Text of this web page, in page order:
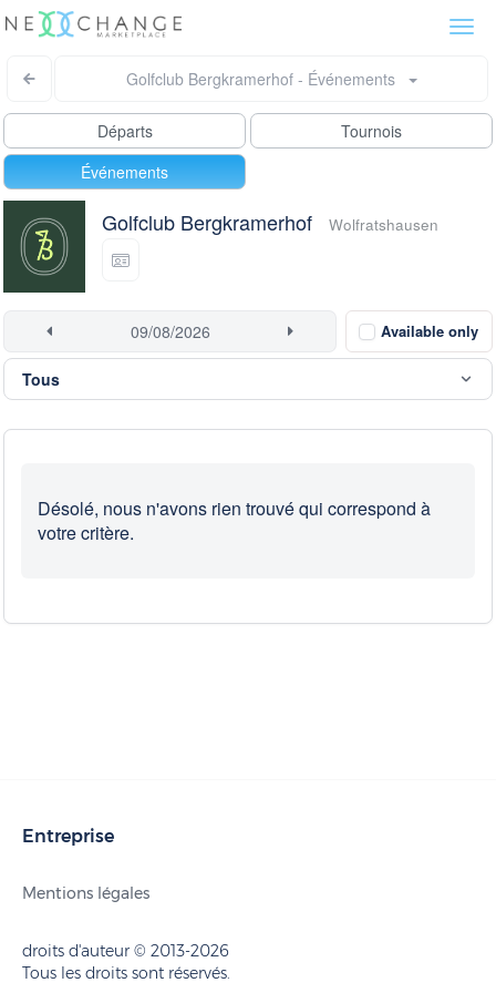
Golfclub Bergkramerhof - Événements
Départs
Tournois
Événements
Golfclub Bergkramerhof Wolfratshausen
Available only
Désolé, nous n'avons rien trouvé qui correspond à
votre critère.
Entreprise
Mentions légales
droits d'auteur © 2013-2026
Tous les droits sont réservés.